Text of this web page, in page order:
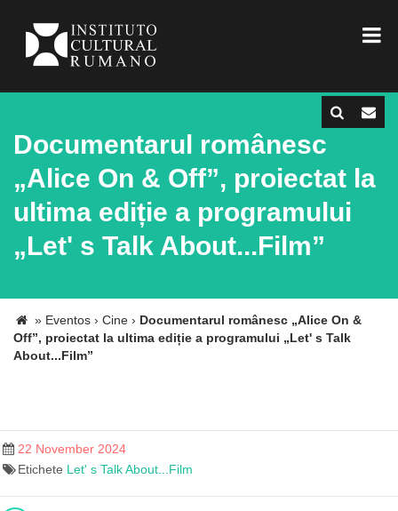
Documentarul românesc
„Alice On & Off”, proiectat la
ultima ediție a programului
„Let' s Talk About...Film”
» Eventos › Cine › Documentarul românesc „Alice On &
Off”, proiectat la ultima ediție a programului „Let' s Talk
About...Film”
22 November 2024
Etichete Let' s Talk About...Film